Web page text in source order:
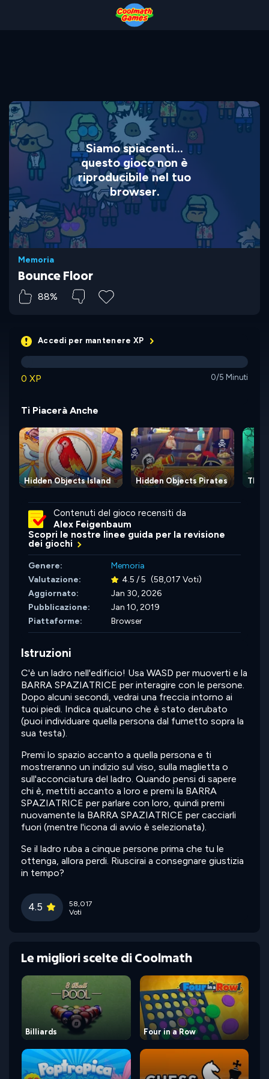
Siamo spiacenti...
questo gioco non è
riproducibile nel tuo
browser.
Memoria
Bounce Floor
88%
Accedi per mantenere XP
0 XP 0/5 Minuti
Ti Piacerà Anche
Hidden Objects Island Hidden Objects Pirates The
Contenuti del gioco recensiti da
Alex Feigenbaum
Scopri le nostre linee guida per la revisione
dei giochi
Genere:
Memoria
Valutazione:
4.5 / 5 (58,017 Voti)
Aggiornato:
Jan 30, 2026
Pubblicazione:
Jan 10, 2019
Piattaforme:
Browser
Istruzioni
C'è un ladro nell'edificio! Usa WASD per muoverti e la
BARRA SPAZIATRICE per interagire con le persone.
Dopo alcuni secondi, vedrai una freccia intorno ai
tuoi piedi. Indica qualcuno che è stato derubato
(puoi individuare quella persona dal fumetto sopra la
sua testa).
Premi lo spazio accanto a quella persona e ti
mostreranno un indizio sul viso, sulla maglietta o
sull'acconciatura del ladro. Quando pensi di sapere
chi è, mettiti accanto a loro e premi la BARRA
SPAZIATRICE per parlare con loro, quindi premi
nuovamente la BARRA SPAZIATRICE per cacciarli
fuori (mentre l'icona di avvio è selezionata).
Se il ladro ruba a cinque persone prima che tu le
ottenga, allora perdi. Riuscirai a consegnare giustizia
in tempo?
4.5
58,017
Voti
Le migliori scelte di Coolmath
Billiards Four in a Row